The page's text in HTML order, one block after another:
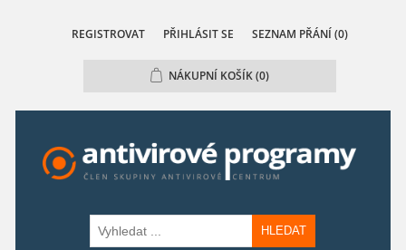
REGISTROVAT PŘIHLÁSIT SE SEZNAM PŘÁNÍ (0)
NÁKUPNÍ KOŠÍK(0)
HLEDAT